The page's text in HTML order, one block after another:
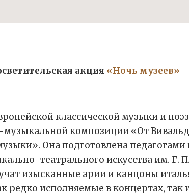
акция «Ночь музеев»
классической музыки и
музыкальной композиции «От
Она подготовлена педагогами
театрального искусства им. Г. П.
изысканные арии и канцоны
редко исполняемые в концертах, так